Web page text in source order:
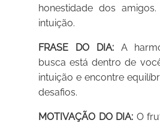
honestidade dos
intuição.
FRASE DO DIA:A
busca está dentro de
intuição e encontre
desafios.
MOTIVAÇÃO DO DIA: O